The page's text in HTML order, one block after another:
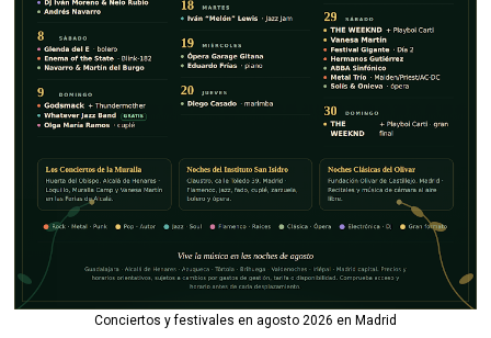
Conciertos y festivales en agosto 2026 en Madrid